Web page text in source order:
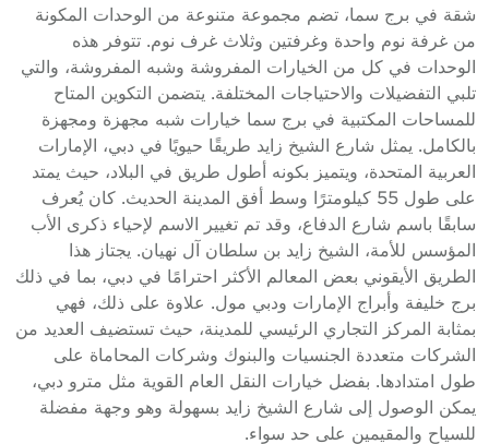
شقة في برج سما، تضم مجموعة متنوعة من الوحدات المكونة
من غرفة نوم واحدة وغرفتين وثلاث غرف نوم. تتوفر هذه
الوحدات في كل من الخيارات المفروشة وشبه المفروشة، والتي
تلبي التفضيلات والاحتياجات المختلفة. يتضمن التكوين المتاح
للمساحات المكتبية في برج سما خيارات شبه مجهزة ومجهزة
بالكامل. يمثل شارع الشيخ زايد طريقًا حيويًا في دبي، الإمارات
العربية المتحدة، ويتميز بكونه أطول طريق في البلاد، حيث يمتد
على طول 55 كيلومترًا وسط أفق المدينة الحديث. كان يُعرف
سابقًا باسم شارع الدفاع، وقد تم تغيير الاسم لإحياء ذكرى الأب
المؤسس للأمة، الشيخ زايد بن سلطان آل نهيان. يجتاز هذا
الطريق الأيقوني بعض المعالم الأكثر احترامًا في دبي، بما في ذلك
برج خليفة وأبراج الإمارات ودبي مول. علاوة على ذلك، فهي
بمثابة المركز التجاري الرئيسي للمدينة، حيث تستضيف العديد من
الشركات متعددة الجنسيات والبنوك وشركات المحاماة على
طول امتدادها. بفضل خيارات النقل العام القوية مثل مترو دبي،
يمكن الوصول إلى شارع الشيخ زايد بسهولة وهو وجهة مفضلة
للسياح والمقيمين على حد سواء.